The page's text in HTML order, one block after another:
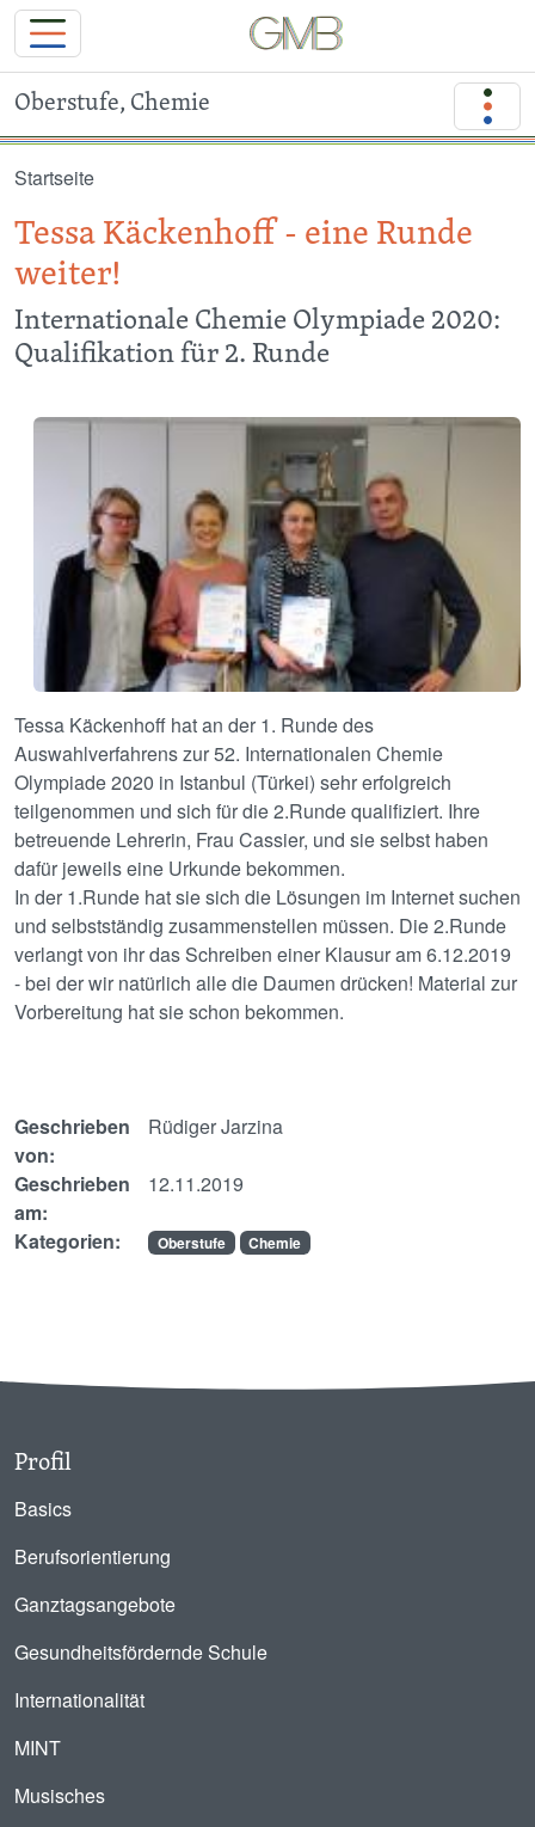
Oberstufe, Chemie
Startseite
Tessa Käckenhoff - eine Runde
weiter!
Internationale Chemie Olympiade 2020:
Qualifikation für 2. Runde
Image
Tessa Käckenhoff hat an der 1. Runde des
Auswahlverfahrens zur 52. Internationalen Chemie
Olympiade 2020 in Istanbul (Türkei) sehr erfolgreich
teilgenommen und sich für die 2.Runde qualifiziert. Ihre
betreuende Lehrerin, Frau Cassier, und sie selbst haben
dafür jeweils eine Urkunde bekommen.
In der 1.Runde hat sie sich die Lösungen im Internet suchen
und selbstständig zusammenstellen müssen. Die 2.Runde
verlangt von ihr das Schreiben einer Klausur am 6.12.2019
- bei der wir natürlich alle die Daumen drücken! Material zur
Vorbereitung hat sie schon bekommen.
Geschrieben
von:
Rüdiger Jarzina
Geschrieben
am:
12.11.2019
Kategorien: Oberstufe Chemie
Profil
Basics
Berufsorientierung
Ganztagsangebote
Gesundheitsfördernde Schule
Internationalität
MINT
Musisches